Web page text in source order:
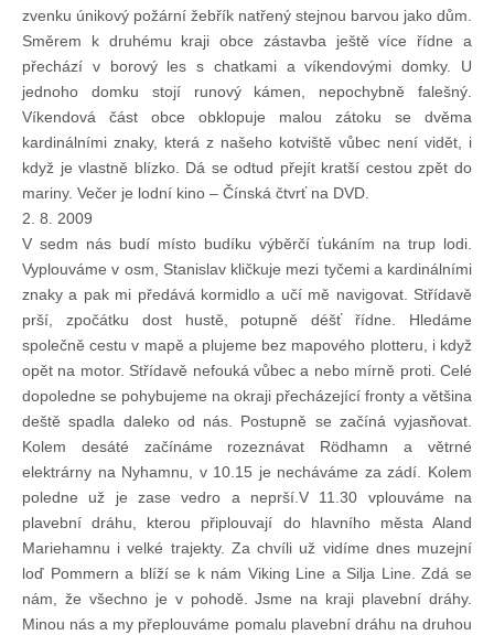
zvenku únikový požární žebřík natřený stejnou barvou jako dům.
Směrem k druhému kraji obce zástavba ještě více řídne a
přechází v borový les s chatkami a víkendovými domky. U
jednoho domku stojí runový kámen, nepochybně falešný.
Víkendová část obce obklopuje malou zátoku se dvěma
kardinálními znaky, která z našeho kotviště vůbec není vidět, i
když je vlastně blízko. Dá se odtud přejít kratší cestou zpět do
mariny. Večer je lodní kino – Čínská čtvrť na DVD.
2. 8. 2009
V sedm nás budí místo budíku výběrčí ťukáním na trup lodi.
Vyplouváme v osm, Stanislav kličkuje mezi tyčemi a kardinálními
znaky a pak mi předává kormidlo a učí mě navigovat. Střídavě
prší, zpočátku dost hustě, potupně déšť řídne. Hledáme
společně cestu v mapě a plujeme bez mapového plotteru, i když
opět na motor. Střídavě nefouká vůbec a nebo mírně proti. Celé
dopoledne se pohybujeme na okraji přecházející fronty a většina
deště spadla daleko od nás. Postupně se začíná vyjasňovat.
Kolem desáté začínáme rozeznávat Rödhamn a větrné
elektrárny na Nyhamnu, v 10.15 je necháváme za zádí. Kolem
poledne už je zase vedro a neprší.V 11.30 vplouváme na
plavební dráhu, kterou připlouvají do hlavního města Aland
Mariehamnu i velké trajekty. Za chvíli už vidíme dnes muzejní
loď Pommern a blíží se k nám Viking Line a Silja Line. Zdá se
nám, že všechno je v pohodě. Jsme na kraji plavební dráhy.
Minou nás a my přeplouváme pomalu plavební dráhu na druhou